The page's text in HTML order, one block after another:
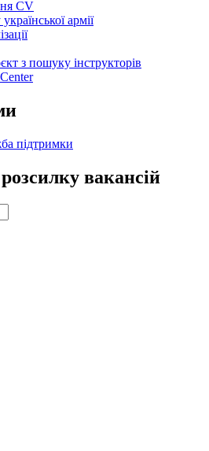
CV
армії
з пошуку інструкторів
підтримки
вакансій